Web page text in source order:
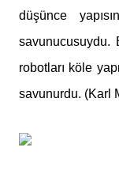
düşünce
savunucusuydu.
robotları köle
savunurdu. (Karl